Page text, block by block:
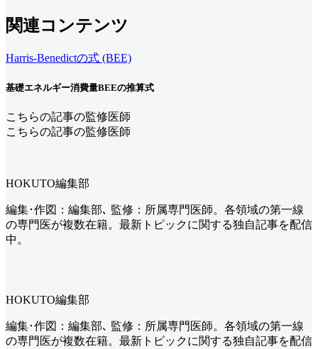
関連コンテンツ
Harris-Benedictの式 (BEE)
基礎エネルギー消費量BEEの推算式
こちらの記事の監修医師
こちらの記事の監修医師
HOKUTO編集部
編集･作図：編集部､ 監修：所属専門医師。各領域の第一線
の専門医が複数在籍。最新トピックに関する独自記事を配信
中。
HOKUTO編集部
編集･作図：編集部､ 監修：所属専門医師。各領域の第一線
の専門医が複数在籍。最新トピックに関する独自記事を配信